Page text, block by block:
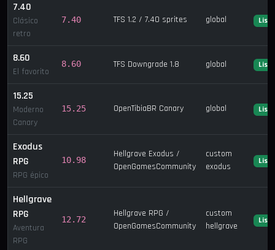
7.40
Clásico
retro
7.40 TFS 1.2 / 7.40 sprites global Listo
8.60
El favorito
8.60 TFS Downgrade 1.8 global Listo
15.25
Moderno
Canary
15.25 OpenTibiaBR Canary global Listo
Exodus
RPG
RPG épico
10.98
Hellgrave Exodus /
OpenGamesCommunity
custom
exodus
Listo
Hellgrave
RPG
Aventura
RPG
12.72
Hellgrave RPG /
OpenGamesCommunity
custom
hellgrave
Listo